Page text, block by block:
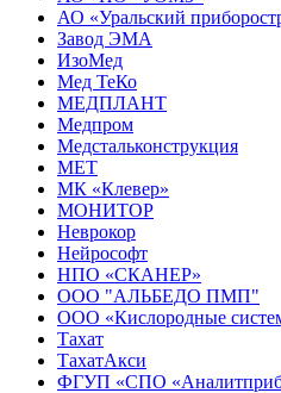
АО «Уральский
Завод ЭМА
ИзоМед
Мед ТеКо
МЕДПЛАНТ
Медпром
Медстальконструкция
МЕТ
МК «Клевер»
МОНИТОР
Неврокор
Нейрософт
НПО «СКАНЕР»
ООО "АЛЬБЕДО ПМП"
ООО «Кислородные
Тахат
ТахатАкси
ФГУП «СПО